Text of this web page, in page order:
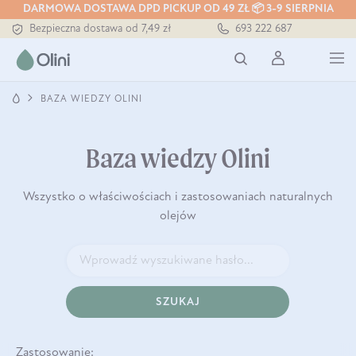
DARMOWA DOSTAWA DPD PICKUP OD 49 ZŁ 📦 3-9 SIERPNIA
Tłoczony zawsze na zimno
Bezpieczna dostawa od 7,49 zł
Tłoczony zawsze na zimno
693 222 687
BAZA WIEDZY OLINI
Baza wiedzy Olini
Wszystko o właściwościach i zastosowaniach naturalnych
olejów
SZUKAJ
Zastosowanie: